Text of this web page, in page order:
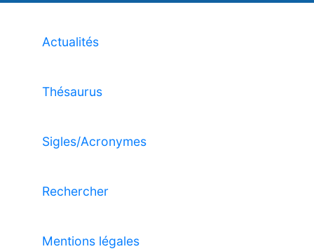
Actualités
Thésaurus
Sigles/Acronymes
Rechercher
Mentions légales